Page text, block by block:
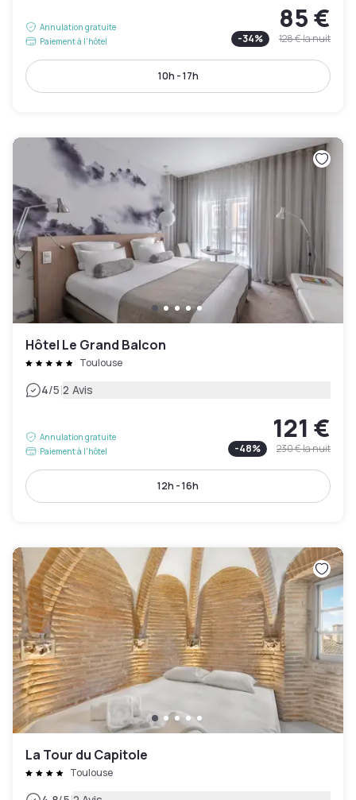
Annulation gratuite
Paiement à l'hôtel
85 €
-34% 128 €la nuit
10h - 17h
Hôtel Le Grand Balcon
Toulouse
4/5|2 Avis
Annulation gratuite
Paiement à l'hôtel
121 €
-48% 230 €la nuit
12h - 16h
La Tour du Capitole
Toulouse